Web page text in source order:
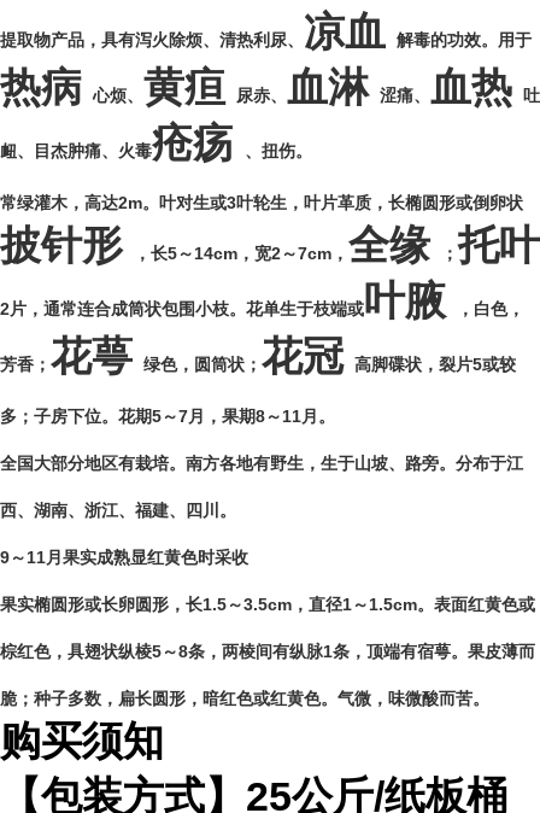
提取物产品，具有泻火除烦、清热利尿、 凉血 解毒的功效。 用于
热病 心烦、 黄疸 尿赤、 血淋 涩痛、 血热 吐
衄、目杰肿痛、火毒疮疡 、扭伤。
常绿灌木，高达2m。叶对生或3叶轮生，叶片革质，长椭圆形或倒卵状
披针形 ，长5～14cm，宽2～7cm， 全缘 ； 托叶
2片，通常连合成筒状包围小枝。花单生于枝端或叶腋 ，白色，
芳香； 花萼 绿色，圆筒状； 花冠 高脚碟状，裂片5或较
多；子房下位。花期5～7月，果期8～11月。
全国大部分地区有栽培。南方各地有野生，生于山坡、路旁。分布于江
西、湖南、浙江、福建、四川。
9～11月果实成熟显红黄色时采收
果实椭圆形或长卵圆形，长1.5～3.5cm，直径1～1.5cm。表面红黄色或
棕红色，具翅状纵棱5～8条，两棱间有纵脉1条，顶端有宿萼。果皮薄而
脆；种子多数，扁长圆形，暗红色或红黄色。气微，味微酸而苦。
购买须知
【包装方式】 25公斤/纸板桶